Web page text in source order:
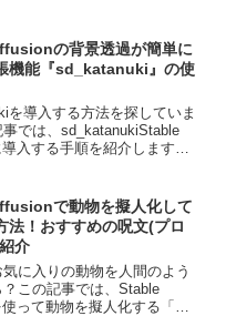
ます。の背景透過が簡単に
機能『sd_katanuki』の使
を導入する方法を探していま
では、sd_katanukiStable
入する手順を紹介します。
で動物を擬人化して
法！おすすめの呪文(プロ
介
に入りの動物を人間のよう
？この記事では、Stable
って動物を擬人化する「呪